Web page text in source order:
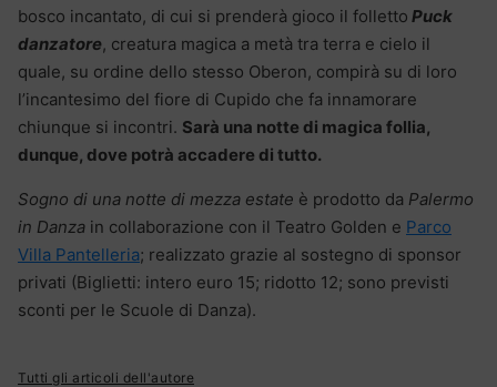
bosco incantato, di cui si prenderà gioco il folletto Puck
danzatore, creatura magica a metà tra terra e cielo il
quale, su ordine dello stesso Oberon, compirà su di loro
l’incantesimo del fiore di Cupido che fa innamorare
chiunque si incontri. Sarà una notte di magica follia,
dunque, dove potrà accadere di tutto.
Sogno di una notte di mezza estate è prodotto da Palermo
in Danza in collaborazione con il Teatro Golden e Parco
Villa Pantelleria; realizzato grazie al sostegno di sponsor
privati (Biglietti: intero euro 15; ridotto 12; sono previsti
sconti per le Scuole di Danza).
Tutti gli articoli dell'autore